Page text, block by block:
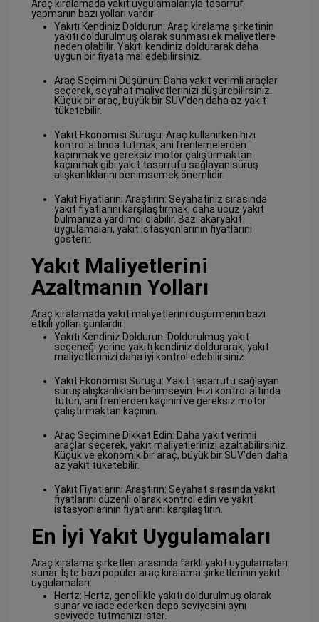
Araç kiralamada yakıt uygulamalarıyla tasarruf
yapmanın bazı yolları vardır:
Yakıtı Kendiniz Doldurun: Araç kiralama şirketinin
yakıtı doldurulmuş olarak sunması ek maliyetlere
neden olabilir. Yakıtı kendiniz doldurarak daha
uygun bir fiyata mal edebilirsiniz.
Araç Seçimini Düşünün: Daha yakıt verimli araçlar
seçerek, seyahat maliyetlerinizi düşürebilirsiniz.
Küçük bir araç, büyük bir SUV'den daha az yakıt
tüketebilir.
Yakıt Ekonomisi Sürüşü: Araç kullanırken hızı
kontrol altında tutmak, ani frenlemelerden
kaçınmak ve gereksiz motor çalıştırmaktan
kaçınmak gibi yakıt tasarrufu sağlayan sürüş
alışkanlıklarını benimsemek önemlidir.
Yakıt Fiyatlarını Araştırın: Seyahatiniz sırasında
yakıt fiyatlarını karşılaştırmak, daha ucuz yakıt
bulmanıza yardımcı olabilir. Bazı akaryakıt
uygulamaları, yakıt istasyonlarının fiyatlarını
gösterir.
Yakıt Maliyetlerini
Azaltmanın Yolları
Araç kiralamada yakıt maliyetlerini düşürmenin bazı
etkili yolları şunlardır:
Yakıtı Kendiniz Doldurun: Doldurulmuş yakıt
seçeneği yerine yakıtı kendiniz doldurarak, yakıt
maliyetlerinizi daha iyi kontrol edebilirsiniz.
Yakıt Ekonomisi Sürüşü: Yakıt tasarrufu sağlayan
sürüş alışkanlıkları benimseyin. Hızı kontrol altında
tutun, ani frenlerden kaçının ve gereksiz motor
çalıştırmaktan kaçının.
Araç Seçimine Dikkat Edin: Daha yakıt verimli
araçlar seçerek, yakıt maliyetlerinizi azaltabilirsiniz.
Küçük ve ekonomik bir araç, büyük bir SUV'den daha
az yakıt tüketebilir.
Yakıt Fiyatlarını Araştırın: Seyahat sırasında yakıt
fiyatlarını düzenli olarak kontrol edin ve yakıt
istasyonlarının fiyatlarını karşılaştırın.
En İyi Yakıt Uygulamaları
Araç kiralama şirketleri arasında farklı yakıt uygulamaları
sunar. İşte bazı popüler araç kiralama şirketlerinin yakıt
uygulamaları:
Hertz: Hertz, genellikle yakıtı doldurulmuş olarak
sunar ve iade ederken depo seviyesini aynı
seviyede tutmanızı ister.